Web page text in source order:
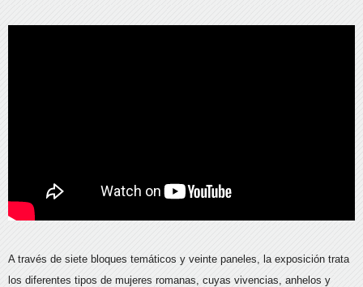
A través de siete bloques temáticos y veinte paneles, la exposición trata
los diferentes tipos de mujeres romanas, cuyas vivencias, anhelos y